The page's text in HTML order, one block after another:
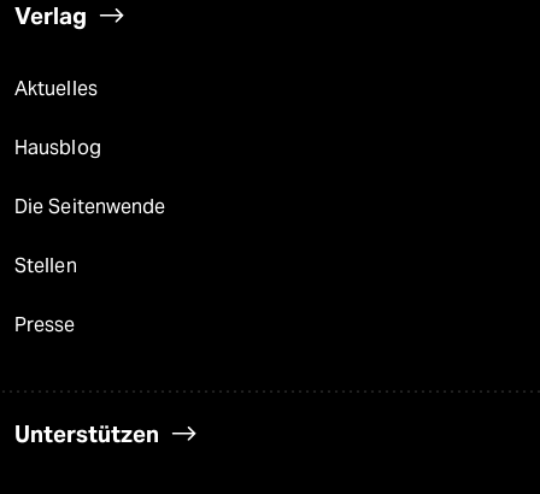
Verlag
Aktuelles
Hausblog
Die Seitenwende
Stellen
Presse
Unterstützen